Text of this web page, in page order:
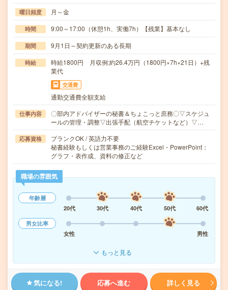
曜日頻度 月～金
時間 9:00～17:00（休憩1h、実働7h）【残業】基本なし
期間 9月1日～契約更新のある長期
時給
時給1800円 月収例:約26.4万円（1800円×7h×21日）+残
業代
交通費
通勤交通費全額支給
仕事内容
〇部内アドバイザーの秘書＆ちょこっと庶務〇▽スケジュ
ールの管理・調整▽出張手配（航空チケットなど）▽…
応募資格
ブランクOK / 英語力不要
秘書経験もしくは営業事務のご経験Excel・PowerPoint：
グラフ・表作成、資料の修正など
職場の雰囲気
年齢層
20代
30代 40代 50代
60代
男女比率
女性
男性
もっと見る
気になる! 応募へ進む 詳しく見る